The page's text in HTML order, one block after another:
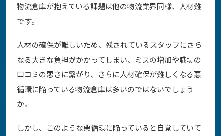
物流倉庫が抱えている課題は他の物流業界同様、人材難
です。
人材の確保が難しいため、残されているスタッフにさら
なる大きな負担がかかってしまい、ミスの増加や職場の
口コミの悪さに繋がり、さらに人材確保が難しくなる悪
循環に陥っている物流倉庫は多いのではないでしょう
か。
しかし、このような悪循環に陥っていると自覚していて